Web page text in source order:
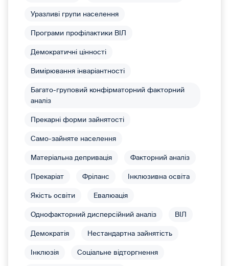
Уразливі групи населення
Програми профілактики ВІЛ
Демократичні цінності
Вимірювання інваріантності
Багато-груповий конфірматорний факторний
аналіз
Прекарні форми зайнятості
Само-зайняте населення
Матеріальна депривація Факторний аналіз
Прекаріат Фріланс Інклюзивна освіта
Якість освіти Евалюація
Однофакторний дисперсійний аналіз ВІЛ
Демократія Нестандартна зайнятість
Інклюзія Соціальне відторгнення